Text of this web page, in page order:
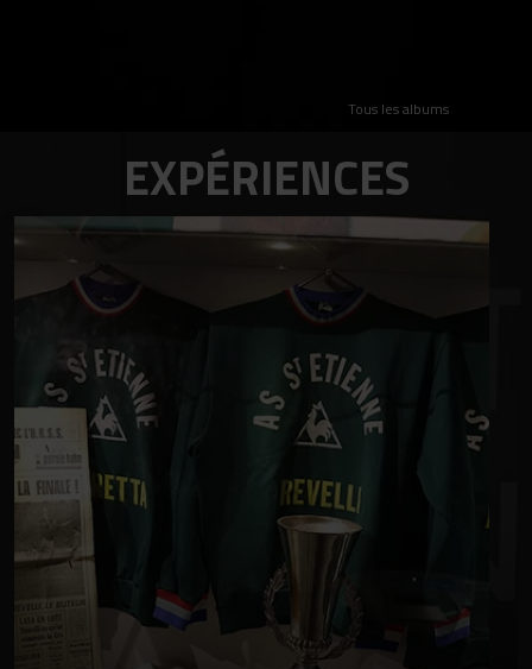
Tous les albums
EXPÉRIENCES